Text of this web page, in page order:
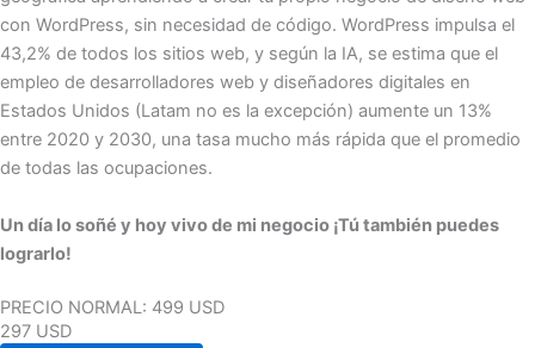
con WordPress, sin necesidad de código. WordPress impulsa el
43,2% de todos los sitios web, y según la IA, se estima que el
empleo de desarrolladores web y diseñadores digitales en
Estados Unidos (Latam no es la excepción) aumente un 13%
entre 2020 y 2030, una tasa mucho más rápida que el promedio
de todas las ocupaciones.
Un día lo soñé y hoy vivo de mi negocio ¡Tú también puedes
lograrlo!
PRECIO NORMAL: 499 USD
297 USD